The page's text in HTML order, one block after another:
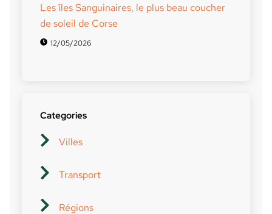
Les îles Sanguinaires, le plus beau coucher
de soleil de Corse
12/05/2026
Categories
Villes
Transport
Régions